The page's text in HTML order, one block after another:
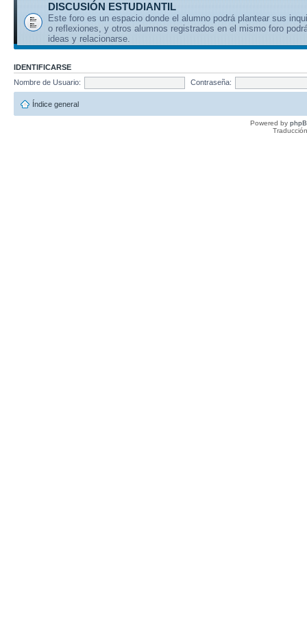
DISCUSIÓN ESTUDIANTIL
Este foro es un espacio donde el alumno podrá plantear sus
o reflexiones, y otros alumnos registrados en el mismo foro
ideas y relacionarse.
IDENTIFICARSE
Nombre de Usuario:
Contraseña:
Índice general
Powered by